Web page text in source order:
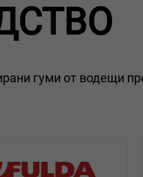
гуми от водещи